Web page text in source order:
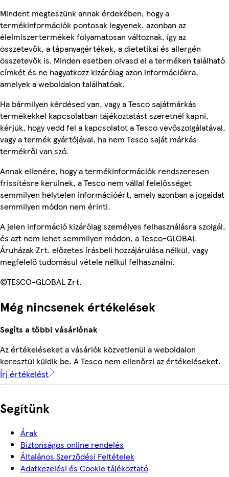
Mindent megteszünk annak érdekében, hogy a
termékinformációk pontosak legyenek, azonban az
élelmiszertermékek folyamatosan változnak, így az
összetevők, a tápanyagértékek, a dietetikai és allergén
összetevők is. Minden esetben olvasd el a terméken található
címkét és ne hagyatkozz kizárólag azon információkra,
amelyek a weboldalon találhatóak.
Ha bármilyen kérdésed van, vagy a Tesco sajátmárkás
termékekkel kapcsolatban tájékoztatást szeretnél kapni,
kérjük, hogy vedd fel a kapcsolatot a Tesco vevőszolgálatával,
vagy a termék gyártójával, ha nem Tesco saját márkás
termékről van szó.
Annak ellenére, hogy a termékinformációk rendszeresen
frissítésre kerülnek, a Tesco nem vállal felelősséget
semmilyen helytelen információért, amely azonban a jogaidat
semmilyen módon nem érinti.
A jelen információ kizárólag személyes felhasználásra szolgál,
és azt nem lehet semmilyen módon, a Tesco-GLOBAL
Áruházak Zrt. előzetes írásbeli hozzájárulása nélkül, vagy
megfelelő tudomásul vétele nélkül felhasználni.
©TESCO-GLOBAL Zrt.
Még nincsenek értékelések
Segíts a többi vásárlónak
Az értékeléseket a vásárlók közvetlenül a weboldalon
keresztül küldik be. A Tesco nem ellenőrzi az értékeléseket.
Írj értékelést
Segítünk
Árak
Biztonságos online rendelés
Általános Szerződési Feltételek
Adatkezelési és Cookie tájékoztató